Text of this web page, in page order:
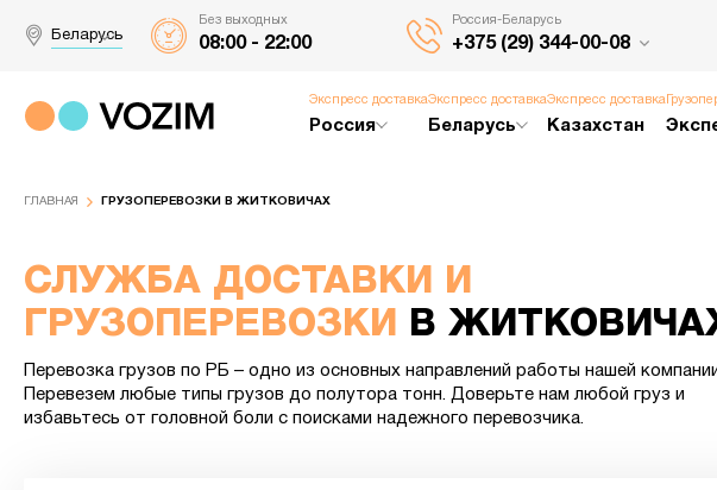
Беларусь
Без выходных
08:00 - 22:00
Россия-Беларусь
+375 (29) 344-00-08
Экспресс доставка
Россия
Экспресс доставка
Беларусь
Экспресс доставка
Казахстан
ГЛАВНАЯ ГРУЗОПЕРЕВОЗКИ В ЖИТКОВИЧАХ
СЛУЖБА ДОСТАВКИ И
ГРУЗОПЕРЕВОЗКИ
В
Перевозка грузов по РБ – одно из основных направлений работы нашей
Перевезем любые типы грузов до полутора тонн. Доверьте нам любой груз и
избавьтесь от головной боли с поисками надежного перевозчика.